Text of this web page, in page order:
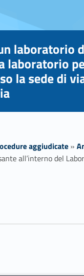
laboratorio
laboratorio
la sede di
aggiudicate »
all’interno del